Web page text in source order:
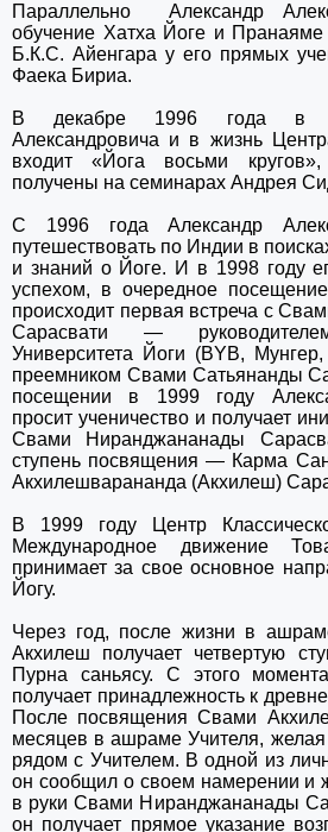
Паралле­льно Александр
обучение Хатха Йоге и
Б.К.С. Айенгара у его прямых
Фаека Бириа.
В декабре 1996 года в
Александровича и в жизнь
входит «Йога восьми
получены на семинарах Андрея
С 1996 года Александр
путешествовать по Индии в
и знаний о Йоге. И в 1998 году
успехом, в очередное
происходит первая встреча с
Сарасвати —
Университета Йоги (BYB,
преемником Свами Сатьянанды
посещении в 1999 году
просит ученичество и получает
Свами Ниранджананады
ступень посвящения — Карма
Акхилешварананда (Акхилеш)
В 1999 году Центр
Международное движение
принимает за свое основное
Йогу.
Через год, после жизни в
Акхилеш получает четвертую
Пурна саньясу. С этого
получает принадлежность к
После посвящения Свами
месяцев в ашраме Учителя, желая
рядом с Учителем. В одной из
он сообщил о своем намерении и
в руки Свами Ниранджананады
он получает прямое указание